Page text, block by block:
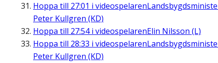
Hoppa till 27:01 i videospelaren
Peter Kullgren (KD)
Hoppa till 27:54i videospelarenElin Nilsson (L)
Hoppa till 28:33 i videospelaren
Peter Kullgren (KD)